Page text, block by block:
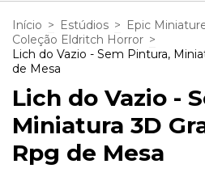
Início > Estúdios > Epic
Coleção Eldritch Horror >
Lich do Vazio - Sem Pintura,
de Mesa
Lich do Vazio -
Miniatura 3D
Rpg de Mesa